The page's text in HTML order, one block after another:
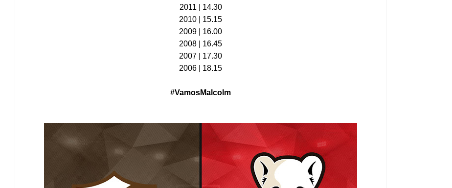
2011 | 14.30
2010 | 15.15
2009 | 16.00
2008 | 16.45
2007 | 17.30
2006 | 18.15
#VamosMalcolm